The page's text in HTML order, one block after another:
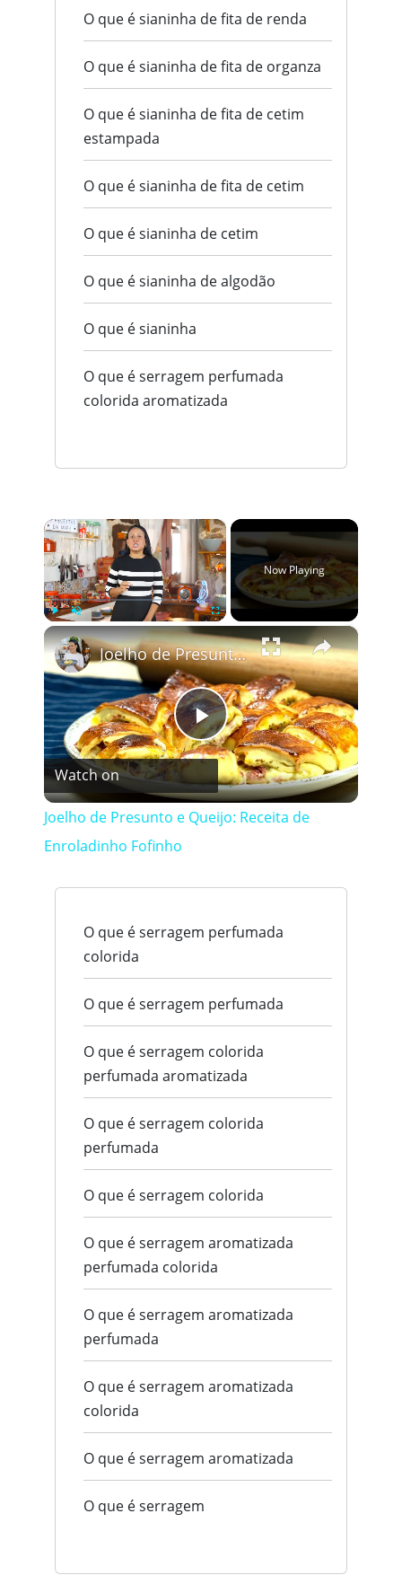
O que é sianinha de fita de renda
O que é sianinha de fita de organza
O que é sianinha de fita de cetim
estampada
O que é sianinha de fita de cetim
O que é sianinha de cetim
O que é sianinha de algodão
O que é sianinha
O que é serragem perfumada
colorida aromatizada
×
Play Unmute
Now Playing
×
Play
Video
Joelho de Presunto e Queijo: Receita de Enroladinho Fofinho
Watch on
Joelho de Presunto e Queijo: Receita de
Enroladinho Fofinho
O que é serragem perfumada
colorida
O que é serragem perfumada
O que é serragem colorida
perfumada aromatizada
O que é serragem colorida
perfumada
O que é serragem colorida
O que é serragem aromatizada
perfumada colorida
O que é serragem aromatizada
perfumada
O que é serragem aromatizada
colorida
O que é serragem aromatizada
O que é serragem